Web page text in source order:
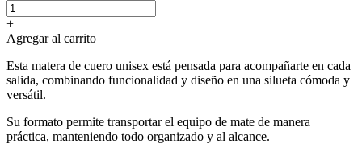
+
Agregar al carrito
Esta matera de cuero unisex está pensada para acompañarte en cada
salida, combinando funcionalidad y diseño en una silueta cómoda y
versátil.
Su formato permite transportar el equipo de mate de manera
práctica, manteniendo todo organizado y al alcance.